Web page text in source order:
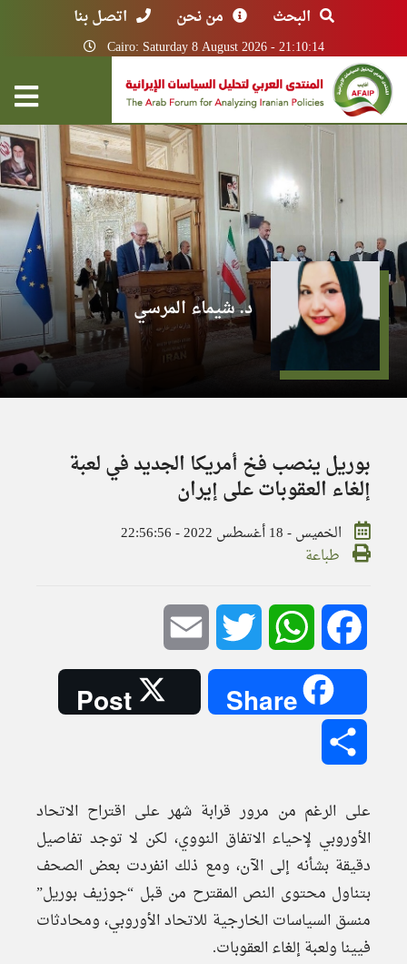
البحث من نحن اتصل بنا
Cairo: Saturday 8 August 2026 - 21:10:14
د. شيماء المرسي
بوريل ينصب فخ أمريكا الجديد في لعبة
إلغاء العقوبات على إيران
الخميس - 18 أغسطس 2022 - 22:56:56
طباعة
Facebook
WhatsApp
Twitter
Share
Post
على الرغم من مرور قرابة شهر على اقتراح الاتحاد
الأوروبي لإحياء الاتفاق النووي، لكن لا توجد تفاصيل
دقيقة بشأنه إلى الآن، ومع ذلك انفردت بعض الصحف
بتناول محتوى النص المقترح من قبل “جوزيف بوريل”
منسق السياسات الخارجية للاتحاد الأوروبي، ومحادثات
فيينا ولعبة إلغاء العقوبات.